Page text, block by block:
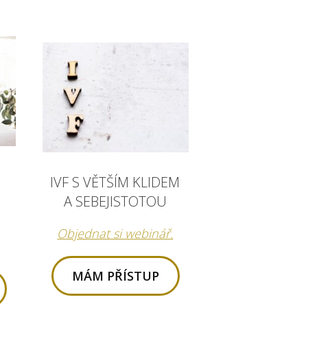
IVF S VĚTŠÍM KLIDEM
A SEBEJISTOTOU
Objednat si webinář.
MÁM PŘÍSTUP